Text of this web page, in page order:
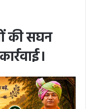
की सघन